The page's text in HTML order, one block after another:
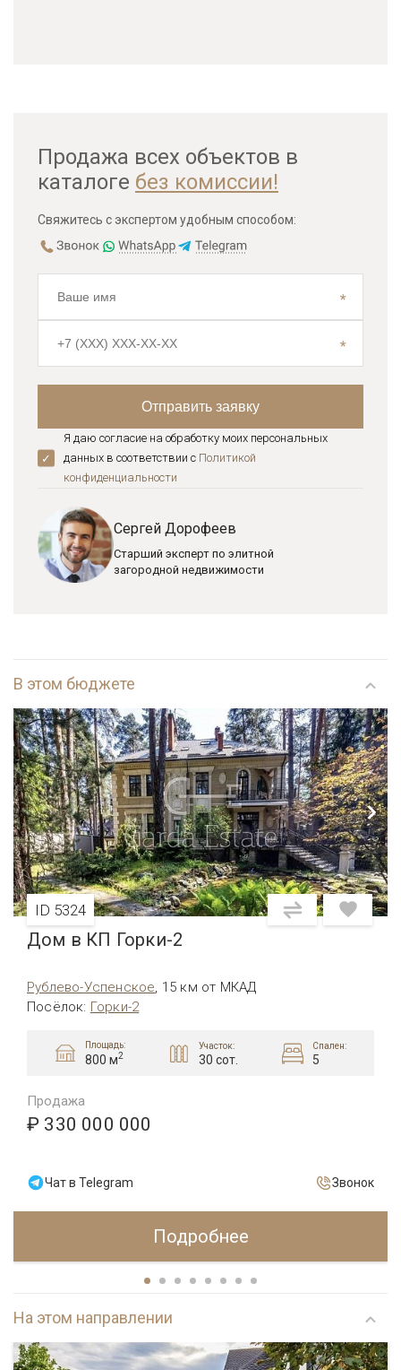
Продажа всех объектов в
каталоге без комиссии!
Свяжитесь с экспертом удобным способом:
Я даю согласие на обработку моих персональных
данных в соответствии с Политикой
конфиденциальноcти
Сергей Дорофеев
Старший эксперт по элитной
загородной недвижимости
В этом бюджете
ID 5324
Дом в КП Горки-2
Рублево-Успенское, 15 км от МКАД
Посёлок: Горки-2
Площадь:
800 м2
Участок:
30 сот.
Спален:
5
Продажа
₽ 330 000 000
Чат в Telegram Звонок
Подробнее
На этом направлении